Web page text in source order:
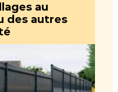
au
des autres